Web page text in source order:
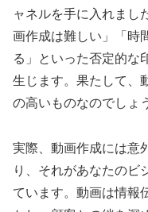
ャネルを手に入れまし
画作成は難しい」「時
る」といった否定的な
生じます。果たして、
の高いものなのでしょ
実際、動画作成には意
り、それがあなたのビ
ています。動画は情報